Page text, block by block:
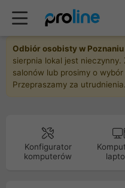
Odbiór osobisty w
sierpnia lokal jest nieczynny.
salonów lub prosimy o
Przepraszamy za utrudnienia.
Konfigurator
komputerów